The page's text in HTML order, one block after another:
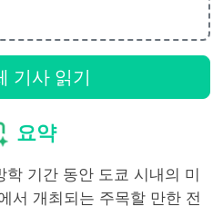
기사 읽기
요약
기간 동안 도쿄 시내의 미
서 개최되는 주목할 만한 전